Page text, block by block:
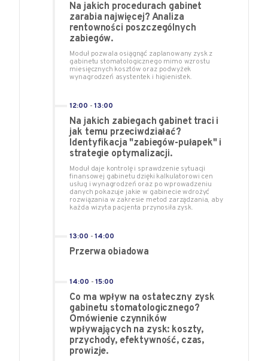
Na jakich procedurach gabinet
zarabia najwięcej? Analiza
rentowności poszczególnych
zabiegów.
Moduł pozwala osiągnąć zaplanowany zysk z
gabinetu stomatologicznego mimo wzrostu
miesięcznych kosztów oraz podwyżek
wynagrodzeń asystentek i higienistek.
12:00 -13:00
Na jakich zabiegach gabinet traci i
jak temu przeciwdziałać?
Identyfikacja "zabiegów-pułapek" i
strategie optymalizacji.
Moduł daje kontrolę i sprawdzenie sytuacji
finansowej gabinetu dzięki kalkulatorowi cen
usług i wynagrodzeń oraz po wprowadzeniu
danych pokazuje jakie w gabinecie wdrożyć
rozwiązania w zakresie metod zarządzania, aby
każda wizyta pacjenta przynosiła zysk.
13:00 -14:00
Przerwa obiadowa
14:00 -15:00
Co ma wpływ na ostateczny zysk
gabinetu stomatologicznego?
Omówienie czynników
wpływających na zysk: koszty,
przychody, efektywność, czas,
prowizje.